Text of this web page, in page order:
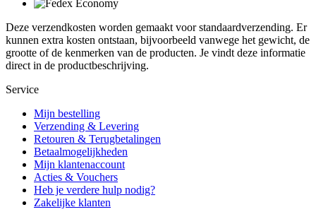
Deze verzendkosten worden gemaakt voor standaardverzending. Er
kunnen extra kosten ontstaan, bijvoorbeeld vanwege het gewicht, de
grootte of de kenmerken van de producten. Je vindt deze informatie
direct in de productbeschrijving.
Service
Mijn bestelling
Verzending & Levering
Retouren & Terugbetalingen
Betaalmogelijkheden
Mijn klantenaccount
Acties & Vouchers
Heb je verdere hulp nodig?
Zakelijke klanten